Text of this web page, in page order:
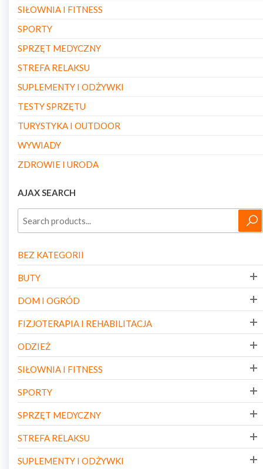
SIŁOWNIA I FITNESS
SPORTY
SPRZĘT MEDYCZNY
STREFA RELAKSU
SUPLEMENTY I ODŻYWKI
TESTY SPRZĘTU
TURYSTYKA I OUTDOOR
WYWIADY
ZDROWIE I URODA
AJAX SEARCH
BEZ KATEGORII
BUTY
DOM I OGRÓD
FIZJOTERAPIA I REHABILITACJA
ODZIEŻ
SIŁOWNIA I FITNESS
SPORTY
SPRZĘT MEDYCZNY
STREFA RELAKSU
SUPLEMENTY I ODŻYWKI